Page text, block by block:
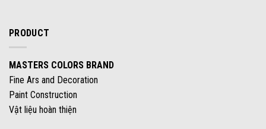
PRODUCT
MASTERS COLORS BRAND
Fine Ars and Decoration
Paint Construction
Vật liệu hoàn thiện